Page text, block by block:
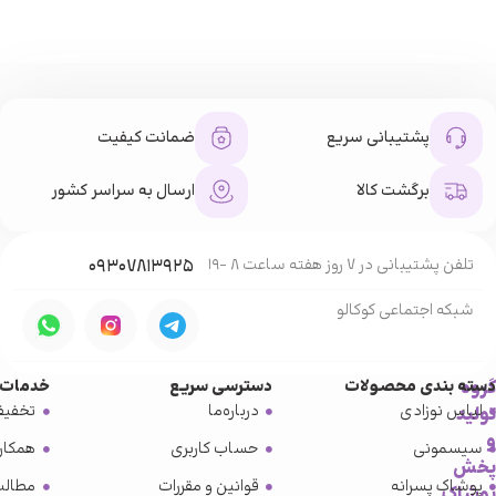
پشتیبانی سریع ضمانت کیفیت
برگشت کالا ارسال به سراسر کشور
گروه
تولید
و
پخش
دسته بندی محصولات
لباس نوزادی
سیسمونی
پوشاک پسرانه
دسترسی سریع
درباره‌ما
حساب کاربری
قوانین و مقررات
تلفن پشتیبانی در 7 روز هفته ساعت 8 -19 ۰۹۳۰۷۸۱۳۹۲۵
شبکه‌ اجتماعی کوکالو